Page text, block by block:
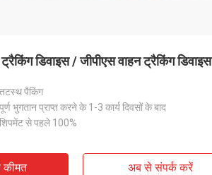
डिवाइस / जीपीएस वाहन ट्रैकिंग डिवाइस
तटस्थ पैकिंग
पूर्ण भुगतान प्राप्त करने के 1-3 कार्य दिवसों के बाद
शिपमेंट से पहले 100%
कीमत अब से संपर्क करें